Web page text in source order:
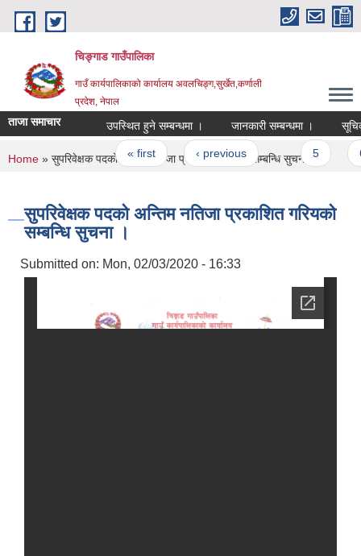
Skip to main content
चिङ्गाड गाउँपालिका
गाउँ कार्यपालिकाको कार्यालय अवलचिङ्ग,सुर्खेत,कर्णाली
प्रदेश, नेपाल
ताजा समाचार उपस्थित हुने सम्बन्धमा । जानकारी सम्बन्धमा । सूचिकृत
Pages
« first ‹ previous … 5
You are here
Home » सुपरिवेक्षक पदको अन्तिम नतिजा प्रकाशित गरियको सम्बन्धि सुचना ।
सुपरिवेक्षक पदको अन्तिम नतिजा प्रकाशित गरियको
सम्बन्धि सुचना ।
Submitted on: Mon, 02/03/2020 - 16:33